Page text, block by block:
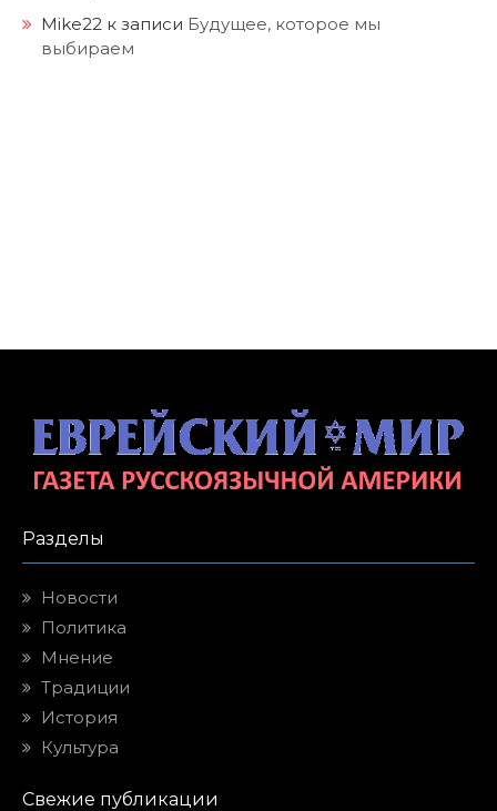
Mike22 к записи Будущее, которое мы
выбираем
Разделы
Новости
Политика
Мнение
Традиции
История
Культура
Свежие публикации